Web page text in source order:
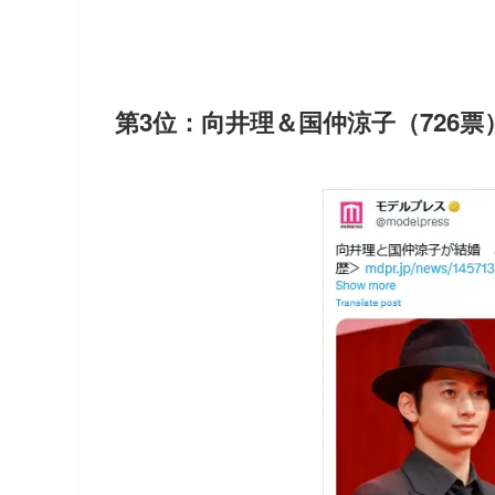
第3位：向井理＆国仲涼子（726票